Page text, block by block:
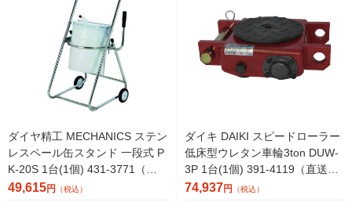
ダイヤ精工 MECHANICS ステン
レスペール缶スタンド 一段式 P
K-20S 1台(1個) 431-3771（直
送品）
49,615円 （税込）
ダイキ DAIKI スピードローラー
低床型ウレタン車輪3ton DUW-
3P 1台(1個) 391-4119（直送
品）
74,937円 （税込）